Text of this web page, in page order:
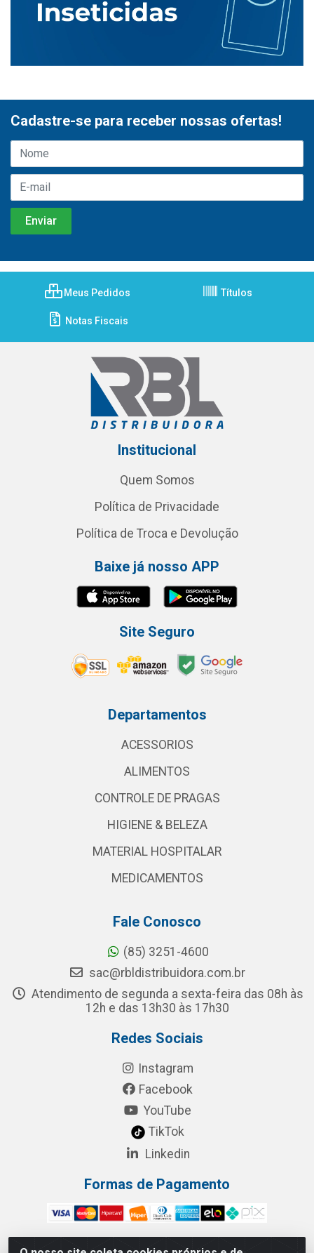
Cadastre-se para receber nossas ofertas!
Meus Pedidos Títulos
Notas Fiscais
Institucional
Quem Somos
Política de Privacidade
Política de Troca e Devolução
Baixe já nosso APP
Site Seguro
Departamentos
ACESSORIOS
ALIMENTOS
CONTROLE DE PRAGAS
HIGIENE & BELEZA
MATERIAL HOSPITALAR
MEDICAMENTOS
Fale Conosco
(85) 3251-4600
sac@rbldistribuidora.com.br
Atendimento de segunda a sexta-feira das 08h às
12h e das 13h30 às 17h30
Redes Sociais
Instagram
Facebook
YouTube
TikTok
Linkedin
Formas de Pagamento